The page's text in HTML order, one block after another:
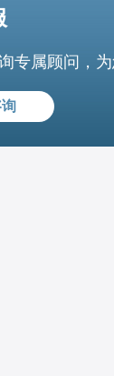
专属顾问，